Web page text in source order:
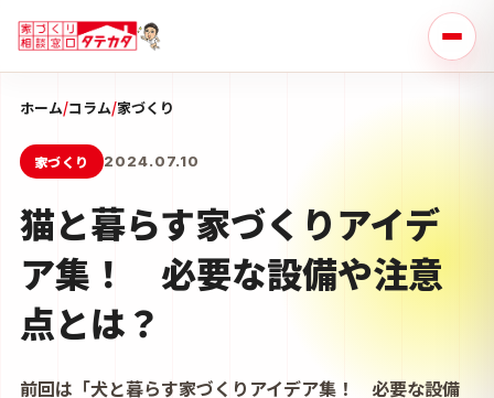
ホーム/コラム/家づくり
家づくり 2024.07.10
猫と暮らす家づくりアイデ
ア集！ 必要な設備や注意
点とは？
前回は「犬と暮らす家づくりアイデア集！ 必要な設備